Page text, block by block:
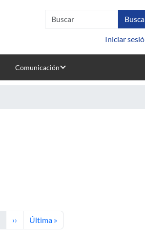
Iniciar
Comunicación
Siguiente página
›› Última página
Última »